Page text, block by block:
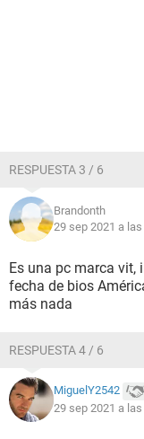
RESPUESTA 3 / 6
Brandonth
29 sep 2021 a
Es una pc marca vit,
fecha de bios
más nada
RESPUESTA 4 / 6
MiguelY2542
29 sep 2021 a